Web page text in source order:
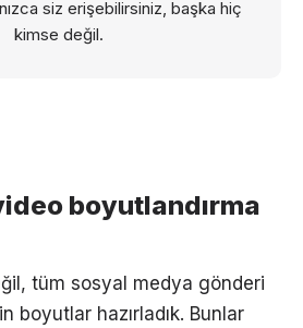
siz erişebilirsiniz, başka hiç
kimse değil.
boyutlandırma
tüm sosyal medya gönderi
boyutlar hazırladık. Bunlar